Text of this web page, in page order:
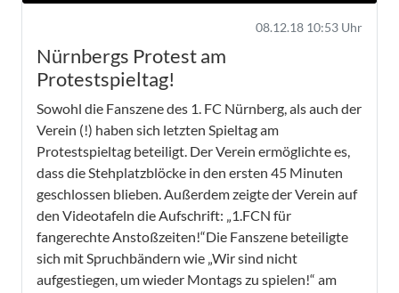
08.12.18 10:53 Uhr
Nürnbergs Protest am
Protestspieltag!
Sowohl die Fanszene des 1. FC Nürnberg, als auch der
Verein (!) haben sich letzten Spieltag am
Protestspieltag beteiligt. Der Verein ermöglichte es,
dass die Stehplatzblöcke in den ersten 45 Minuten
geschlossen blieben. Außerdem zeigte der Verein auf
den Videotafeln die Aufschrift: „1.FCN für
fangerechte Anstoßzeiten!“Die Fanszene beteiligte
sich mit Spruchbändern wie „Wir sind nicht
aufgestiegen, um wieder Montags zu spielen!“ am